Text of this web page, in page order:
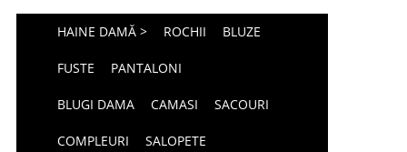
HAINE DAMĂ > ROCHII BLUZE
FUSTE PANTALONI
BLUGI DAMA CAMASI SACOURI
COMPLEURI SALOPETE